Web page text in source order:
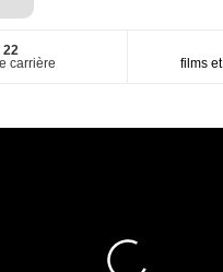
22
carrière
films